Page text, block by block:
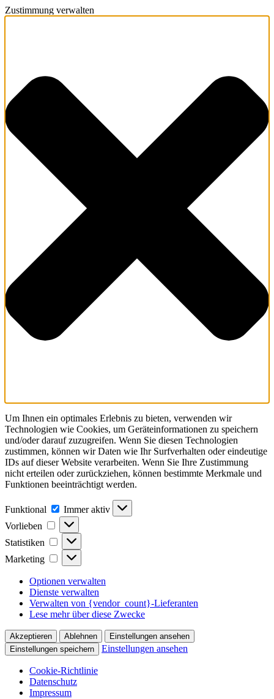
Zustimmung verwalten
Um Ihnen ein optimales Erlebnis zu bieten, verwenden wir
Technologien wie Cookies, um Geräteinformationen zu speichern
und/oder darauf zuzugreifen. Wenn Sie diesen Technologien
zustimmen, können wir Daten wie Ihr Surfverhalten oder eindeutige
IDs auf dieser Website verarbeiten. Wenn Sie Ihre Zustimmung
nicht erteilen oder zurückziehen, können bestimmte Merkmale und
Funktionen beeinträchtigt werden.
Funktional Funktional
Immer aktiv
Vorlieben
Vorlieben
Statistiken Statistiken
Marketing Marketing
Optionen verwalten
Dienste verwalten
Verwalten von {vendor_count}-Lieferanten
Lese mehr über diese Zwecke
Akzeptieren Ablehnen
Einstellungen ansehen
Einstellungen speichern
Einstellungen ansehen
Cookie-Richtlinie
Datenschutz
Impressum